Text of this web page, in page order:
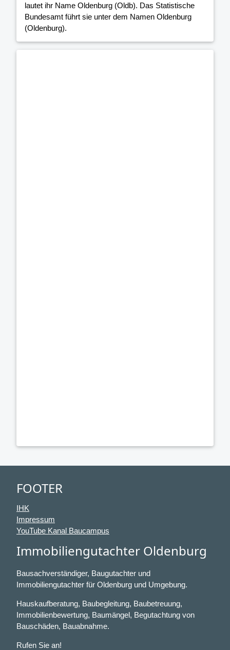
lautet ihr Name Oldenburg (Oldb). Das Statistische
Bundesamt führt sie unter dem Namen Oldenburg
(Oldenburg).
FOOTER
IHK
Impressum
YouTube Kanal Baucampus
Immobiliengutachter Oldenburg
Bausachverständiger, Baugutachter und
Immobiliengutachter für Oldenburg und Umgebung.
Hauskaufberatung, Baubegleitung, Baubetreuung,
Immobilienbewertung, Baumängel, Begutachtung von
Bauschäden, Bauabnahme.
Rufen Sie an!